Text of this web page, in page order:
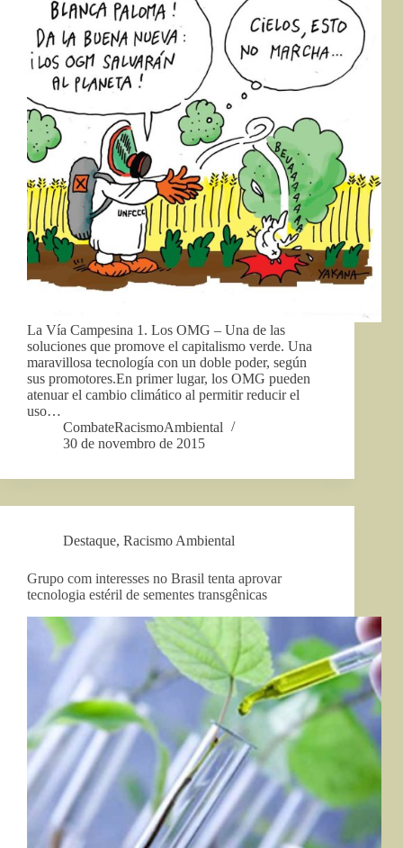
La Vía Campesina 1. Los OMG – Una de las
soluciones que promove el capitalismo verde. Una
maravillosa tecnología con un doble poder, según
sus promotores.En primer lugar, los OMG pueden
atenuar el cambio climático al permitir reducir el
uso…
CombateRacismoAmbiental
30 de novembro de 2015
Destaque, Racismo Ambiental
Grupo com interesses no Brasil tenta aprovar
tecnologia estéril de sementes transgênicas